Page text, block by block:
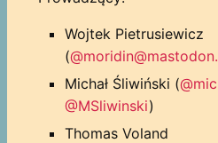
Wojtek Pietrusiewicz
(
Michał Śliwiński (
@MSliwinski)
Thomas Voland